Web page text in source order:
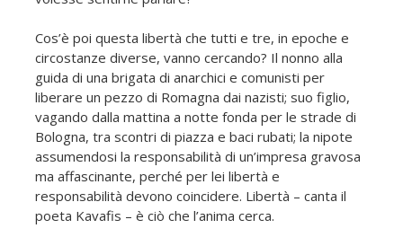
Cos’è poi questa libertà che tutti e tre, in epoche e
circostanze diverse, vanno cercando? Il nonno alla
guida di una brigata di anarchici e comunisti per
liberare un pezzo di Romagna dai nazisti; suo figlio,
vagando dalla mattina a notte fonda per le strade di
Bologna, tra scontri di piazza e baci rubati; la nipote
assumendosi la responsabilità di un’impresa gravosa
ma affascinante, perché per lei libertà e
responsabilità devono coincidere. Libertà – canta il
poeta Kavafis – è ciò che l’anima cerca.